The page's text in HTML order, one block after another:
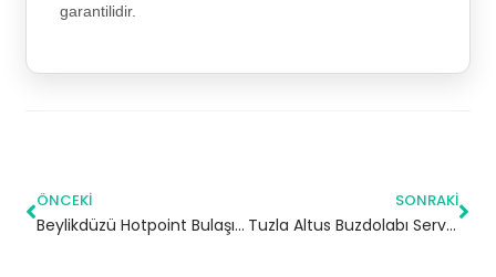
garantilidir.
ÖNCEKI
Beylikdüzü Hotpoint Bulaşık Makinesi Servisi
SONRAKI
Tuzla Altus Buzdolabı Servisi